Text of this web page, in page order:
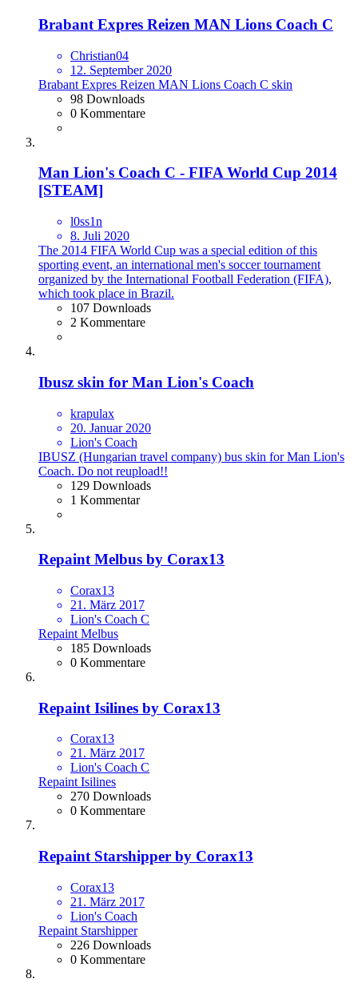
Brabant Expres Reizen MAN Lions Coach C
Christian04
12. September 2020
Brabant Expres Reizen MAN Lions Coach C skin
98 Downloads
0 Kommentare
Man Lion's Coach C - FIFA World Cup 2014
[STEAM]
l0ss1n
8. Juli 2020
The 2014 FIFA World Cup was a special edition of this
sporting event, an international men's soccer tournament
organized by the International Football Federation (FIFA),
which took place in Brazil.
107 Downloads
2 Kommentare
Ibusz skin for Man Lion's Coach
krapulax
20. Januar 2020
Lion's Coach
IBUSZ (Hungarian travel company) bus skin for Man Lion's
Coach. Do not reupload!!
129 Downloads
1 Kommentar
Repaint Melbus by Corax13
Corax13
21. März 2017
Lion's Coach C
Repaint Melbus
185 Downloads
0 Kommentare
Repaint Isilines by Corax13
Corax13
21. März 2017
Lion's Coach C
Repaint Isilines
270 Downloads
0 Kommentare
Repaint Starshipper by Corax13
Corax13
21. März 2017
Lion's Coach
Repaint Starshipper
226 Downloads
0 Kommentare